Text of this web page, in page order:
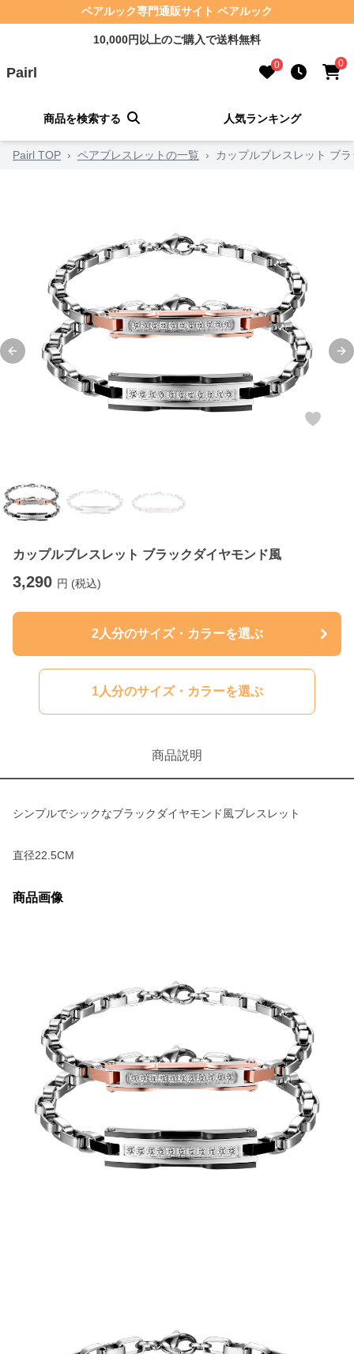
ペアルック専門通販サイト ペアルック
10,000円以上のご購入で送料無料
Pairl 0 0
商品を検索する 人気ランキング
Pairl TOP › ペアブレスレットの一覧 › カップルブレスレット ブ
Previous slide
カップルブレスレット ブラックダイヤモンド風
3,290 円 (税込)
2人分のサイズ・カラーを選ぶ
1人分のサイズ・カラーを選ぶ
商品説明
シンプルでシックなブラックダイヤモンド風ブレスレット
直径22.5CM
商品画像